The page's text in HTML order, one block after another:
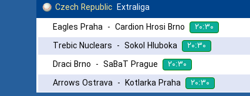
Czech Republic Extraliga
Eagles Praha - Cardion Hrosi Brno ۲۰:۳۰
Trebic Nuclears - Sokol Hluboka ۲۰:۳۰
Draci Brno - SaBaT Prague ۲۰:۳۰
Arrows Ostrava - Kotlarka Praha ۲۰:۳۰